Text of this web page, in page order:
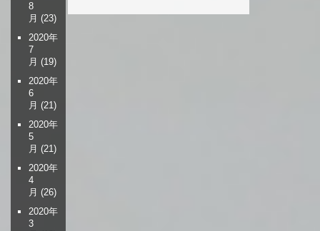
8
月 (23)
2020年
7
月 (19)
2020年
6
月 (21)
2020年
5
月 (21)
2020年
4
月 (26)
2020年
3